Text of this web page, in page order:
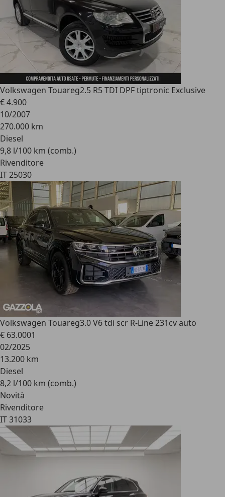
Volkswagen Touareg2.5 R5 TDI DPF tiptronic Exclusive
€ 4.900
10/2007
270.000 km
Diesel
9,8 l/100 km (comb.)
Rivenditore
IT 25030
Volkswagen Touareg3.0 V6 tdi scr R-Line 231cv auto
€ 63.0001
02/2025
13.200 km
Diesel
8,2 l/100 km (comb.)
Novità
Rivenditore
IT 31033